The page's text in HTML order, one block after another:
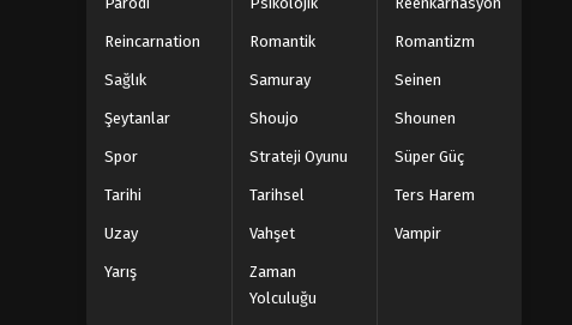
Reincarnation Romantik Romantizm
Sağlık Samuray Seinen
Şeytanlar Shoujo Shounen
Spor Strateji Oyunu Süper Güç
Tarihi Tarihsel Ters Harem
Uzay Vahşet Vampir
Yarış
Zaman
Yolculuğu